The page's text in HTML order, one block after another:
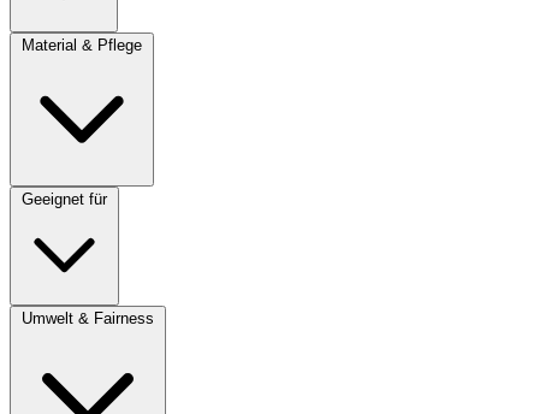
Material & Pflege
Geeignet für
Umwelt & Fairness